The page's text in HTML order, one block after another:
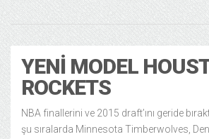
YENI MODEL
ROCKETS
NBA finallerini ve 2015 draft’ını geride
şu sıralarda Minnesota Timberwolves,